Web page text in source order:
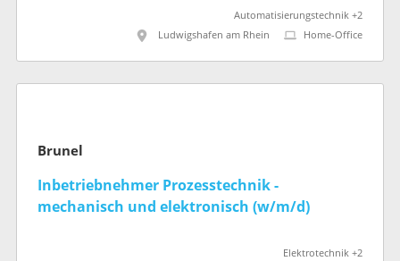
Automatisierungstechnik +2
Ludwigshafen am Rhein
Home-Office
Brunel
Inbetriebnehmer Prozesstechnik -
mechanisch und elektronisch (w/m/d)
Elektrotechnik +2